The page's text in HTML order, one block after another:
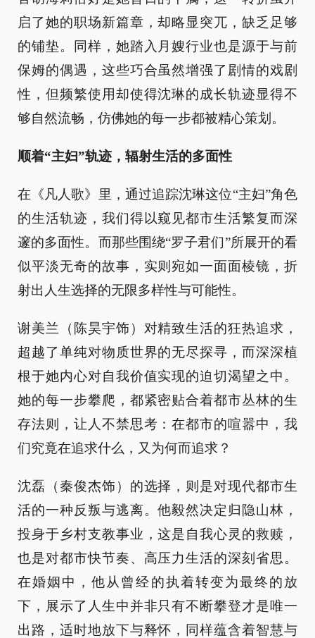
启了她的职场新篇章，却略显突兀，缺乏足够
的铺垫。同样，她踏入月嫂行业也是源于与前
保姆的偶遇，这些巧合虽然增强了剧情的戏剧
性，但频繁使用却使得沈琳的成长轨迹显得不
够自然流畅，仿佛她的每一步都被精心策划。
顺着“主妇”轨迹，辐射生活的多面性
在《凡人歌》里，通过追踪沈琳这位“主妇”角色
的生活轨迹，我们得以窥见都市生活繁复而深
邃的多面性。而那些围绕“罗子君们”所展开的看
似平淡无奇的故事，实则宛如一面面棱镜，折
射出人生选择的无限多样性与可能性。
谢美兰（陈昊宇饰）对精致生活的狂热追求，
超越了单纯对物质世界的无尽探寻，而深深植
根于她内心对自我价值实现的迫切渴望之中。
她的每一步攀爬，都紧密贴合着都市丛林的生
存法则，让人不禁思考：在都市的喧嚣中，我
们究竟在追求什么，又为何而追求？
沈磊（秦俊杰饰）的选择，则是对现代都市生
活的一种反叛与逃离。他毅然决定归隐山林，
投身于乡村支教事业，这是自我心灵的救赎，
也是对都市快节奏、高压力生活的深刻省思。
在婚姻中，他从曾经的执着转变为最终的放
下，展示了人生中并非只有不断攀登才是唯一
出路，适时地放下与释怀，同样蕴含着智慧与